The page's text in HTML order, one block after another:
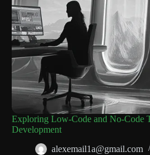
Exploring Low-Code and No-Code
Development
alexemail1a@gmail.com